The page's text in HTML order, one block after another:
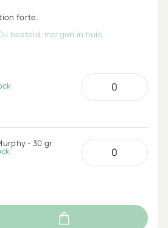
forte.
besteld, morgen in huis
- 30 gr